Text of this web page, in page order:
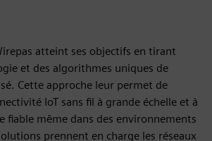
atteint ses objectifs en tirant
et des algorithmes uniques de
Cette approche leur permet de
IoT sans fil à grande échelle et à
fiable même dans des environnements
prennent en charge les réseaux